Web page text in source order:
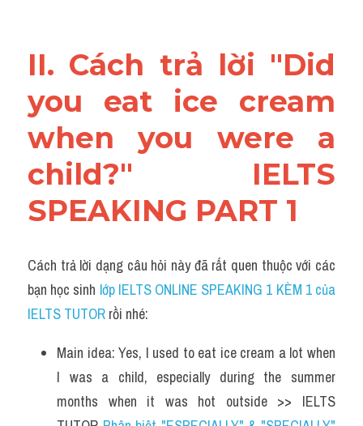
II. Cách trả lời "Did
you eat ice cream
when you were a
child?" IELTS
SPEAKING PART 1
Cách trả lời dạng câu hỏi này đã rất quen thuộc với các
bạn học sinh lớp IELTS ONLINE SPEAKING 1 KÈM 1 của
IELTS TUTOR rồi nhé:
Main idea: Yes, I used to eat ice cream a lot when
I was a child, especially during the summer
months when it was hot outside >> IELTS